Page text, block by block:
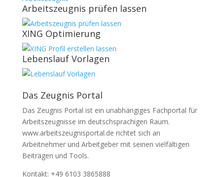
Arbeitszeugnis prüfen lassen
XING Optimierung
Lebenslauf Vorlagen
Das Zeugnis Portal
Das Zeugnis Portal ist ein unabhängiges Fachportal für
Arbeitszeugnisse im deutschsprachigen Raum.
www.arbeitszeugnisportal.de richtet sich an
Arbeitnehmer und Arbeitgeber mit seinen vielfältigen
Beiträgen und Tools.
Kontakt: +49 6103 3865888